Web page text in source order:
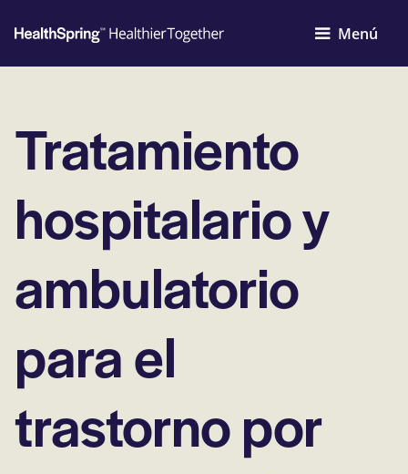
Menú
Tratamiento
hospitalario y
ambulatorio
para el
trastorno por